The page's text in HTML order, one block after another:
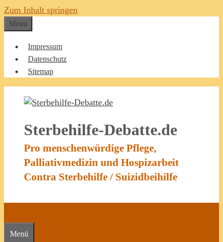
Zum Inhalt springen
Menu
Impressum
Datenschutz
Sitemap
Sterbehilfe-Debatte.de
Pro menschenwürdige Pflege,
Palliativmedizin und Hospizarbeit
Contra Sterbehilfe / Suizidbeihilfe
Menü